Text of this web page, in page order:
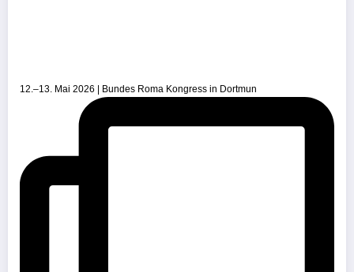
12.–13. Mai 2026 | Bundes Roma Kongress in Dortmun